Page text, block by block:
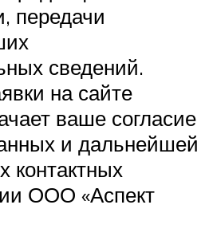
передачи
сведений.
на сайте
ваше согласие
и дальнейшей
контактных
ООО «Аспект